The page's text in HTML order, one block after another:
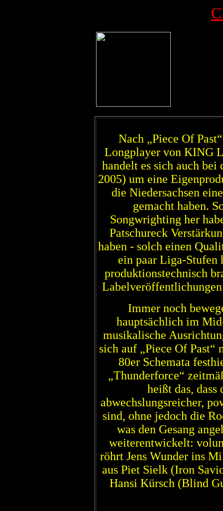
Nach „Piece Of
Longplayer von KING
handelt es sich auch bei
2005) um eine
die Niedersachsen
gemacht haben.
Songwrighting her
Patschureck
haben - solch einen
ein paar Liga-Stufen
produktionstechnisch
Immer noch
hauptsächlich im
musikalische
sich auf „Piece Of Past“
80er Schemata
„Thunderforce“
heißt das, dass
abwechslungsreicher,
sind, ohne jedoch die
was den Gesang
weiterentwickelt:
röhrt Jens Wunder ins
aus Piet Sielk (Iron
Hansi Kürsch (Blind